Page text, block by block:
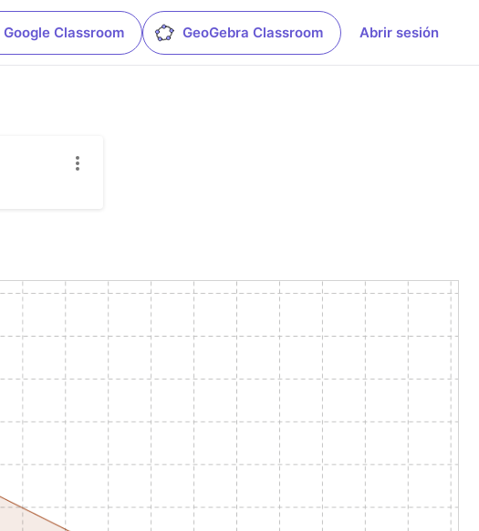
Google Classroom GeoGebra Classroom Abrir sesión